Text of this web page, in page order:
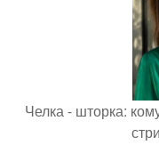
Челка - шторка: